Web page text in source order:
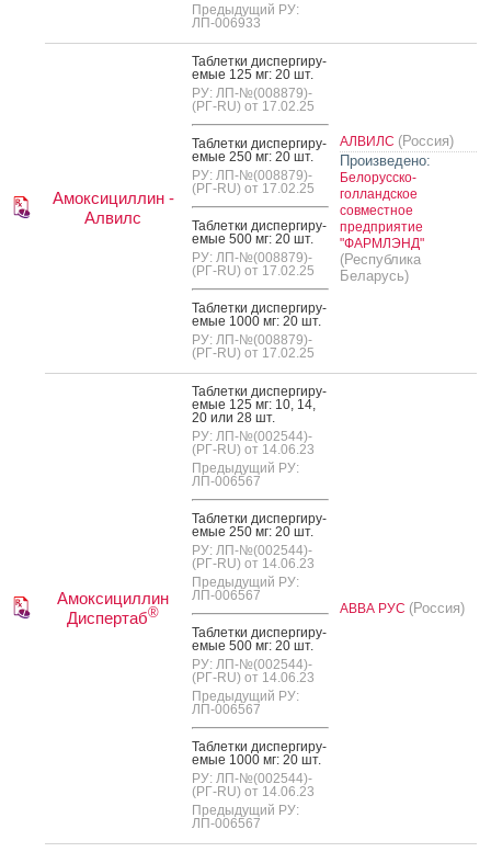
Предыдущий РУ:
ЛП-006933
Амоксициллин -
Алвилс
Таб­летки дис­перги­ру­
емые 125 мг: 20 шт.
РУ: ЛП-№(008879)-
(РГ-RU) от 17.02.25
Таб­летки дис­перги­ру­
емые 250 мг: 20 шт.
РУ: ЛП-№(008879)-
(РГ-RU) от 17.02.25
Таб­летки дис­перги­ру­
емые 500 мг: 20 шт.
РУ: ЛП-№(008879)-
(РГ-RU) от 17.02.25
Таб­летки дис­перги­ру­
емые 1000 мг: 20 шт.
РУ: ЛП-№(008879)-
(РГ-RU) от 17.02.25
АЛВИЛС (Россия)
Произведено:
Белорусско-
голландское
совместное
предприятие
"ФАРМЛЭНД"
(Республика
Беларусь)
Амоксициллин
Диспертаб®
Таб­летки дис­перги­ру­
емые 125 мг: 10, 14,
20 или 28 шт.
РУ: ЛП-№(002544)-
(РГ-RU) от 14.06.23
Предыдущий РУ:
ЛП-006567
Таб­летки дис­перги­ру­
емые 250 мг: 20 шт.
РУ: ЛП-№(002544)-
(РГ-RU) от 14.06.23
Предыдущий РУ:
ЛП-006567
Таб­летки дис­перги­ру­
емые 500 мг: 20 шт.
РУ: ЛП-№(002544)-
(РГ-RU) от 14.06.23
Предыдущий РУ:
ЛП-006567
Таб­летки дис­перги­ру­
емые 1000 мг: 20 шт.
РУ: ЛП-№(002544)-
(РГ-RU) от 14.06.23
Предыдущий РУ:
ЛП-006567
АВВА РУС (Россия)